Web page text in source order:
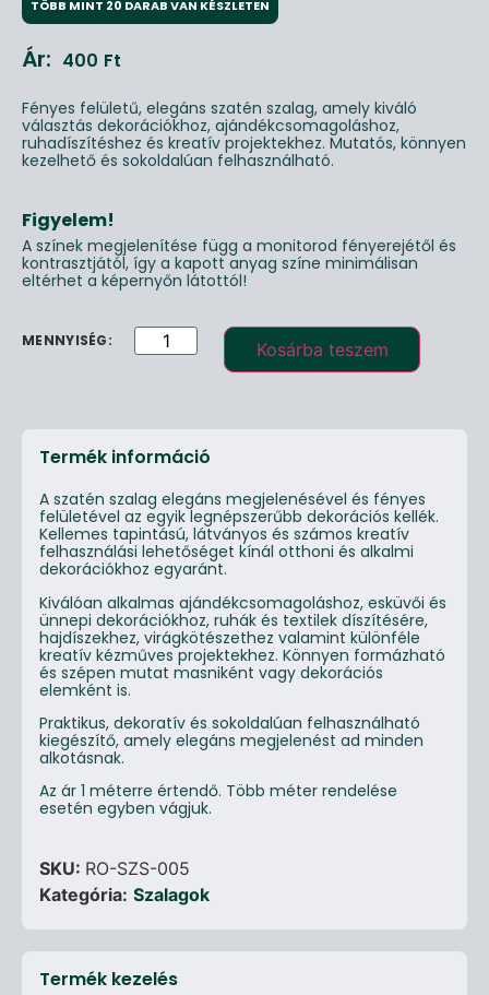
TÖBB MINT 20 DARAB VAN KÉSZLETEN
Ár: 400 Ft
Fényes felületű, elegáns szatén szalag, amely kiváló
választás dekorációkhoz, ajándékcsomagoláshoz,
ruhadíszítéshez és kreatív projektekhez. Mutatós, könnyen
kezelhető és sokoldalúan felhasználható.
Figyelem!
A színek megjelenítése függ a monitorod fényerejétől és
kontrasztjától, így a kapott anyag színe minimálisan
eltérhet a képernyőn látottól!
Kosárba teszem
Termék információ
A szatén szalag elegáns megjelenésével és fényes
felületével az egyik legnépszerűbb dekorációs kellék.
Kellemes tapintású, látványos és számos kreatív
felhasználási lehetőséget kínál otthoni és alkalmi
dekorációkhoz egyaránt.
Kiválóan alkalmas ajándékcsomagoláshoz, esküvői és
ünnepi dekorációkhoz, ruhák és textilek díszítésére,
hajdíszekhez, virágkötészethez valamint különféle
kreatív kézműves projektekhez. Könnyen formázható
és szépen mutat masniként vagy dekorációs
elemként is.
Praktikus, dekoratív és sokoldalúan felhasználható
kiegészítő, amely elegáns megjelenést ad minden
alkotásnak.
Az ár 1 méterre értendő. Több méter rendelése
esetén egyben vágjuk.
SKU: RO-SZS-005
Kategória: Szalagok
Termék kezelés